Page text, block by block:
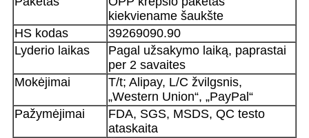
kiekviename šaukšte
HS kodas
39269090.90
Lyderio laikas
Pagal užsakymo laiką, paprastai
per 2 savaites
Mokėjimai
T/t; Alipay, L/C žvilgsnis,
„Western Union“, „PayPal“
Pažymėjimai
FDA, SGS, MSDS, QC testo
ataskaita